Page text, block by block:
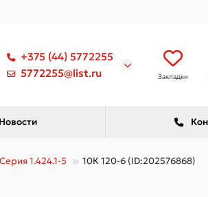
+375 (44) 5772255
5772255@list.ru
Закладки
Новости
1.424.1-5 10К 120-6 (ID:202576868)